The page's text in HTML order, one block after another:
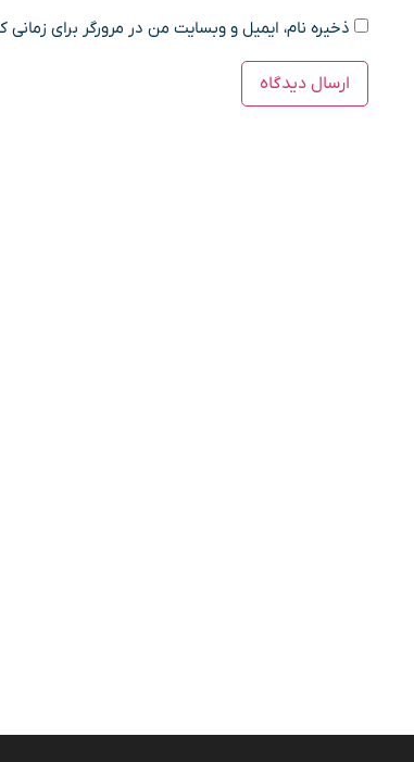
ذخیره نام، ایمیل و وبسایت من در مرورگر برای